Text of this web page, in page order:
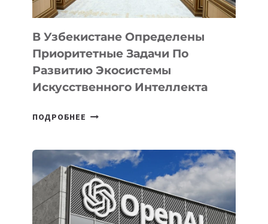
В Узбекистане Определены
Приоритетные Задачи По
Развитию Экосистемы
Искусственного Интеллекта
ПОДРОБНЕЕ
ПРИОРИТЕТНЫЕ
ЗАДАЧИ
ПО
РАЗВИТИЮ
ЭКОСИСТЕМЫ